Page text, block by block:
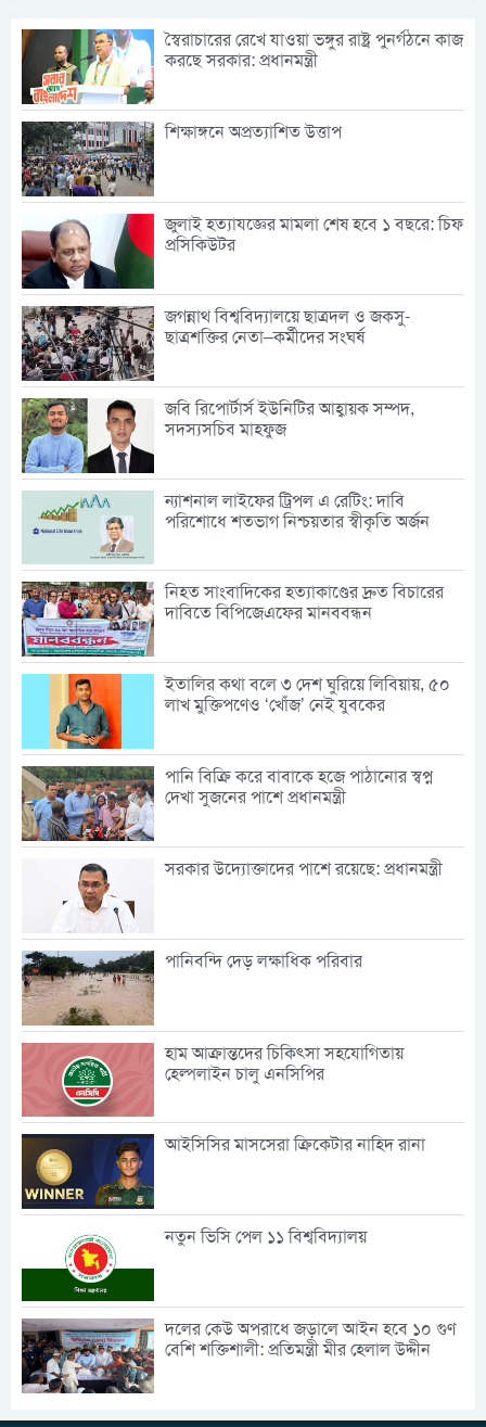
স্বৈরাচারের রেখে যাওয়া ভঙ্গুর রাষ্ট্র পুনর্গঠনে কাজ
করছে সরকার: প্রধানমন্ত্রী
শিক্ষাঙ্গনে অপ্রত্যাশিত উত্তাপ
জুলাই হত্যাযজ্ঞের মামলা শেষ হবে ১ বছরে: চিফ
প্রসিকিউটর
জগন্নাথ বিশ্ববিদ্যালয়ে ছাত্রদল ও জকসু-
ছাত্রশক্তির নেতা–কর্মীদের সংঘর্ষ
জবি রিপোর্টার্স ইউনিটির আহ্বায়ক সম্পদ,
সদস্যসচিব মাহফুজ
ন্যাশনাল লাইফের ট্রিপল এ রেটিং: দাবি
পরিশোধে শতভাগ নিশ্চয়তার স্বীকৃতি অর্জন
নিহত সাংবাদিকের হত্যাকাণ্ডের দ্রুত বিচারের
দাবিতে বিপিজেএফের মানববন্ধন
ইতালির কথা বলে ৩ দেশ ঘুরিয়ে লিবিয়ায়, ৫০
লাখ মুক্তিপণেও ‘খোঁজ’ নেই যুবকের
পানি বিক্রি করে বাবাকে হজে পাঠানোর স্বপ্ন
দেখা সুজনের পাশে প্রধানমন্ত্রী
সরকার উদ্যোক্তাদের পাশে রয়েছে: প্রধানমন্ত্রী
পানিবন্দি দেড় লক্ষাধিক পরিবার
হাম আক্রান্তদের চিকিৎসা সহযোগিতায়
হেল্পলাইন চালু এনসিপির
আইসিসির মাসসেরা ক্রিকেটার নাহিদ রানা
নতুন ভিসি পেল ১১ বিশ্ববিদ্যালয়
দলের কেউ অপরাধে জড়ালে আইন হবে ১০ গুণ
বেশি শক্তিশালী: প্রতিমন্ত্রী মীর হেলাল উদ্দীন